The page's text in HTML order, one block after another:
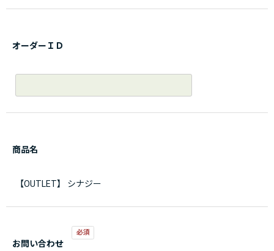
オーダーＩＤ
商品名
【OUTLET】 シナジー
お問い合わせ